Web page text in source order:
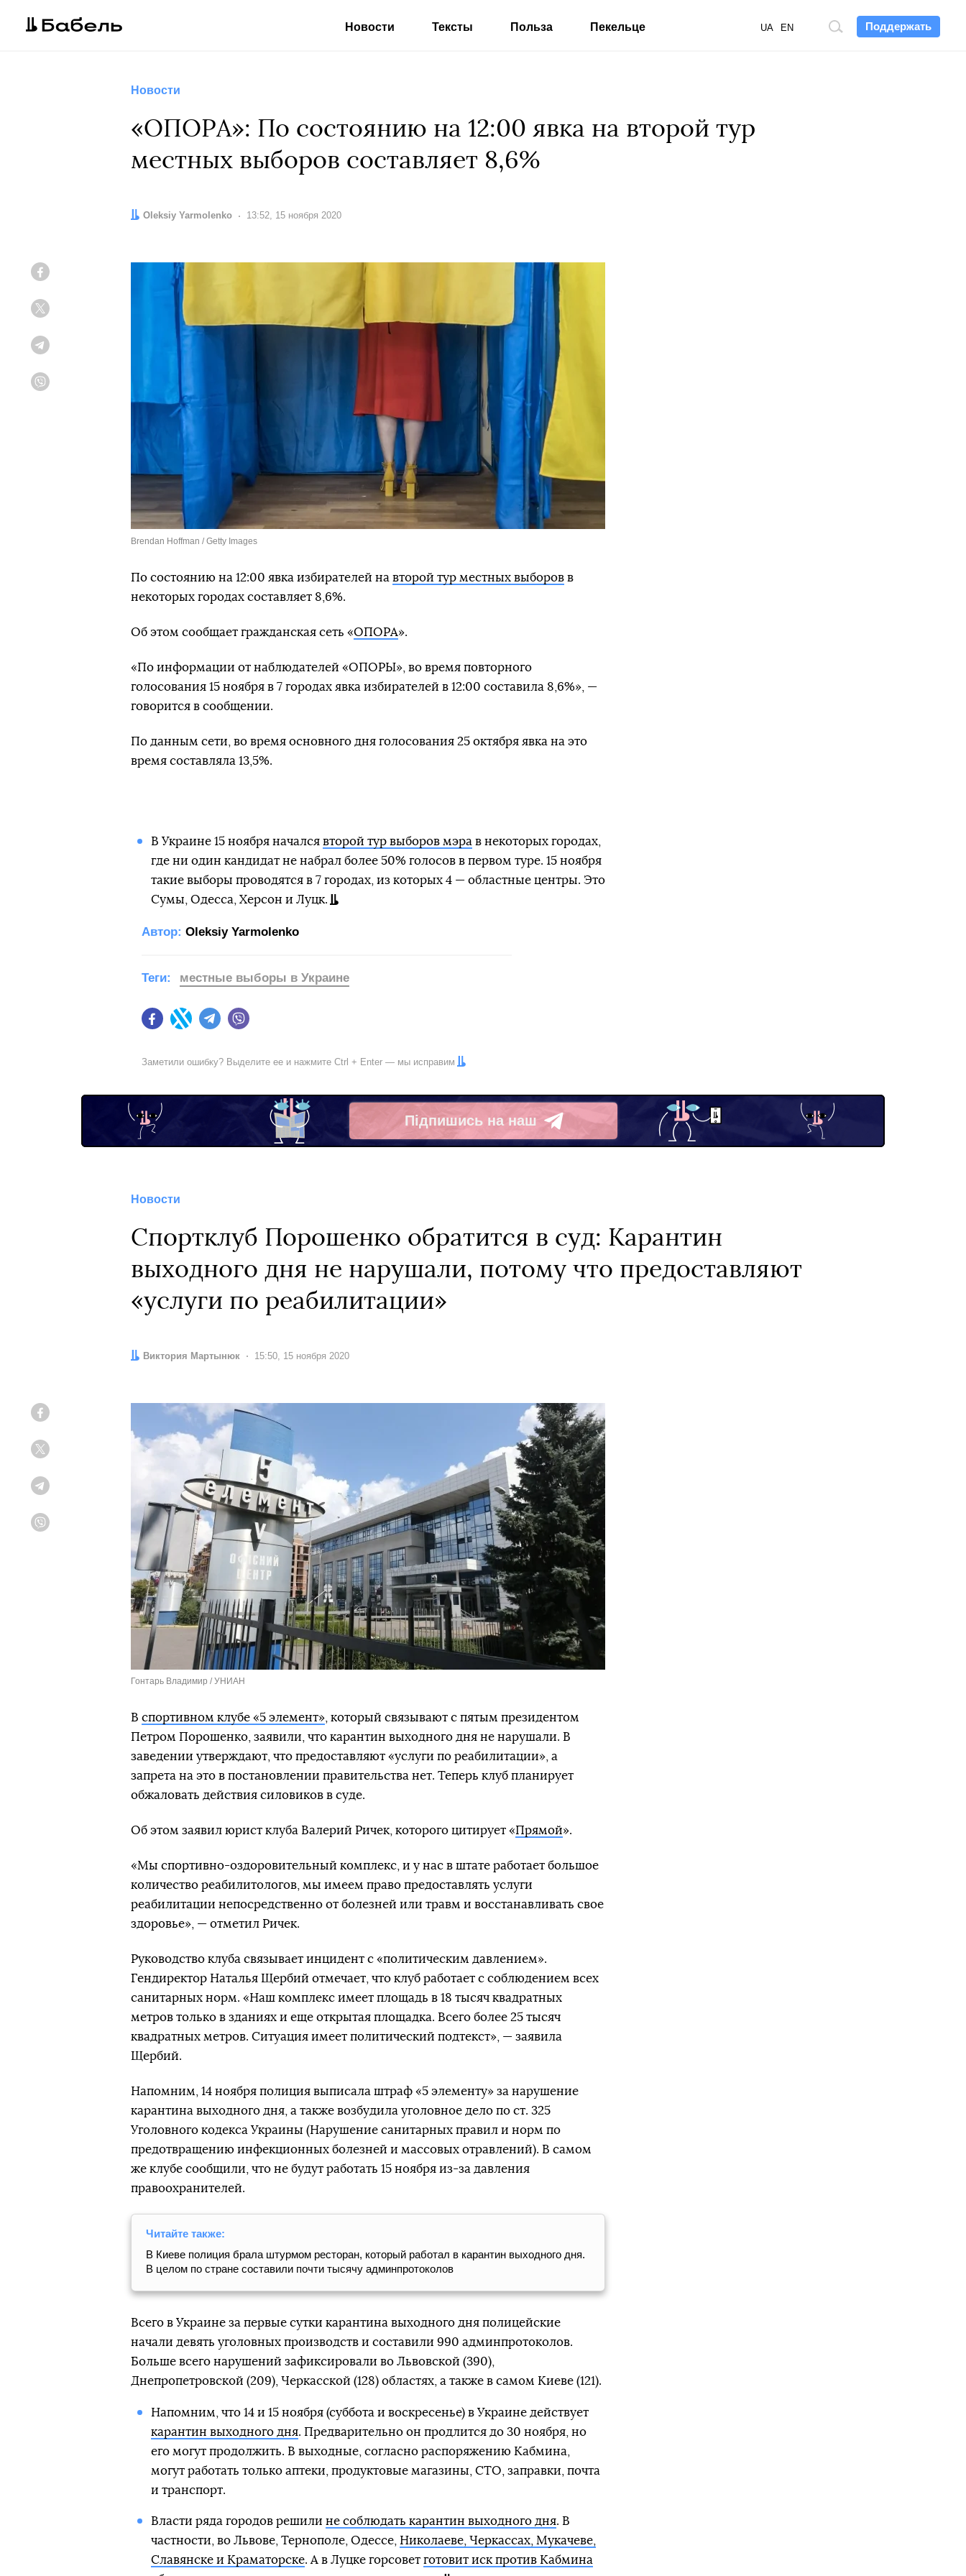
Поддержать
Поиск
UA EN
Новости Тексты Польза Пекельце
Новости
«ОПОРА»: По состоянию на 12:00 явка на второй тур
местных выборов составляет 8,6%
Автор:
Oleksiy Yarmolenko Дата:
13:52, 15 ноября 2020
Brendan Hoffman / Getty Images
По состоянию на 12:00 явка избирателей на второй тур местных выборов в
некоторых городах составляет 8,6%.
Об этом сообщает гражданская сеть «ОПОРА».
«По информации от наблюдателей «ОПОРЫ», во время повторного
голосования 15 ноября в 7 городах явка избирателей в 12:00 составила 8,6%», —
говорится в сообщении.
По данным сети, во время основного дня голосования 25 октября явка на это
время составляла 13,5%.
В Украине 15 ноября начался второй тур выборов мэра в некоторых городах,
где ни один кандидат не набрал более 50% голосов в первом туре. 15 ноября
такие выборы проводятся в 7 городах, из которых 4 — областные центры. Это
Сумы, Одесса, Херсон и Луцк.
Автор: Oleksiy Yarmolenko
FacebookTwitter Telegram
Теги: местные выборы в Украине
Заметили ошибку? Выделите ее и нажмите Ctrl + Enter — мы исправим
Підпишись на наш
Telegram
Новости
Спортклуб Порошенко обратится в суд: Карантин
выходного дня не нарушали, потому что предоставляют
«услуги по реабилитации»
Автор:
Виктория Мартынюк Дата:
15:50, 15 ноября 2020
Гонтарь Владимир / УНИАН
В спортивном клубе «5 элемент» , который связывают с пятым президентом
Петром Порошенко, заявили, что карантин выходного дня не нарушали. В
заведении утверждают, что предоставляют «услуги по реабилитации», а
запрета на это в постановлении правительства нет. Теперь клуб планирует
обжаловать действия силовиков в суде.
Об этом заявил юрист клуба Валерий Ричек, которого цитирует «Прямой».
«Мы спортивно-оздоровительный комплекс, и у нас в штате работает большое
количество реабилитологов, мы имеем право предоставлять услуги
реабилитации непосредственно от болезней или травм и восстанавливать свое
здоровье», — отметил Ричек.
Руководство клуба связывает инцидент с «политическим давлением».
Гендиректор Наталья Щербий отмечает, что клуб работает с соблюдением всех
санитарных норм. «Наш комплекс имеет площадь в 18 тысяч квадратных
метров только в зданиях и еще открытая площадка. Всего более 25 тысяч
квадратных метров. Ситуация имеет политический подтекст», — заявила
Щербий.
Напомним, 14 ноября полиция выписала штраф «5 элементу» за нарушение
карантина выходного дня, а также возбудила уголовное дело по ст. 325
Уголовного кодекса Украины (Нарушение санитарных правил и норм по
предотвращению инфекционных болезней и массовых отравлений). В самом
же клубе сообщили, что не будут работать 15 ноября из-за давления
правоохранителей.
Читайте также:
В Киеве полиция брала штурмом ресторан, который работал в карантин выходного дня.
В целом по стране составили почти тысячу админпротоколов
Всего в Украине за первые сутки карантина выходного дня полицейские
начали девять уголовных производств и составили 990 админпротоколов.
Больше всего нарушений зафиксировали во Львовской (390),
Днепропетровской (209), Черкасской (128) областях, а также в самом Киеве (121).
Напомним, что 14 и 15 ноября (суббота и воскресенье) в Украине действует
карантин выходного дня. Предварительно он продлится до 30 ноября, но
его могут продолжить. В выходные, согласно распоряжению Кабмина,
могут работать только аптеки, продуктовые магазины, СТО, заправки, почта
и транспорт.
Власти ряда городов решили не соблюдать карантин выходного дня. В
частности, во Львове, Тернополе, Одессе, Николаеве, Черкассах, Мукачеве,
Славянске и Краматорске. А в Луцке горсовет готовит иск против Кабмина